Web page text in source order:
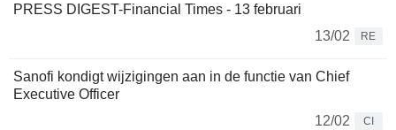
PRESS DIGEST-Financial Times - 13 februari
13/02
RE
Sanofi kondigt wijzigingen aan in de functie van Chief
Executive Officer
12/02
CI